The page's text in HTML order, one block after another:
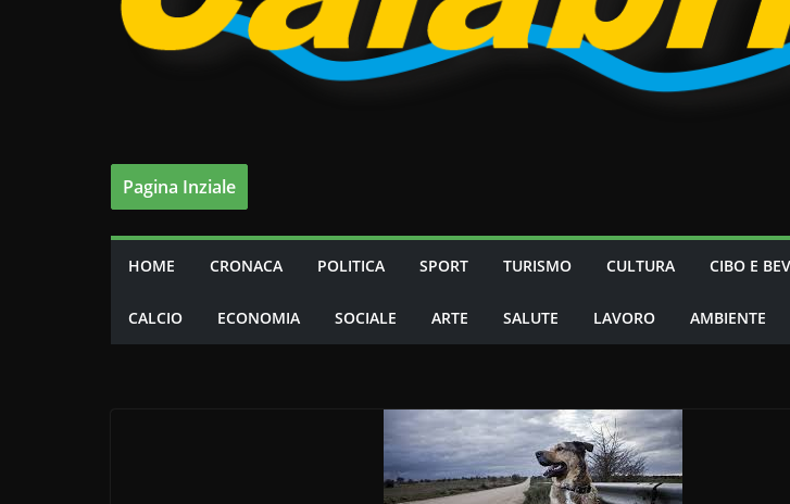
Pagina Inziale
HOME CRONACA POLITICA SPORT TURISMO CULTURA CIBO E
CALCIO ECONOMIA SOCIALE ARTE SALUTE LAVORO AMBIENTE